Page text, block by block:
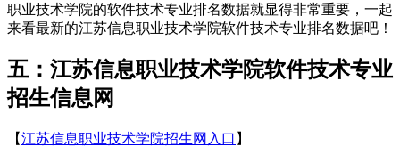
职业技术学院的软件技术专业排名数据就显得非常重要，一起
来看最新的江苏信息职业技术学院软件技术专业排名数据吧！
五：江苏信息职业技术学院软件技术专业
招生信息网
【江苏信息职业技术学院招生网入口 】